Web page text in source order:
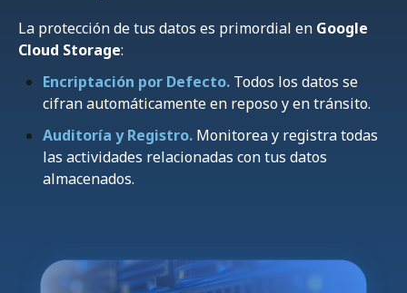
La protección de tus datos es primordial en Google
Cloud Storage:
Encriptación por Defecto. Todos los datos se
cifran automáticamente en reposo y en tránsito.
Auditoría y Registro. Monitorea y registra todas
las actividades relacionadas con tus datos
almacenados.